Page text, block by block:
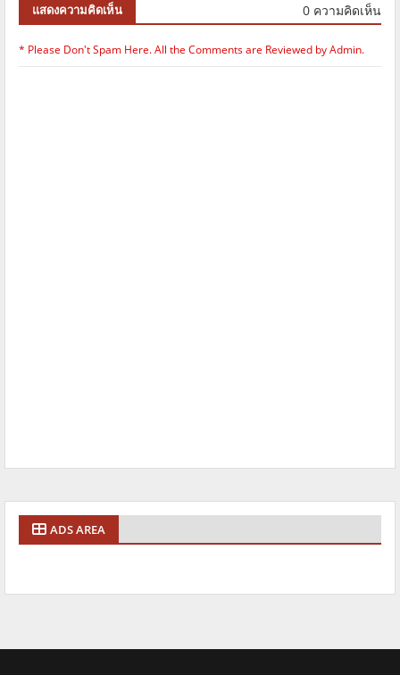
แสดงความคิดเห็น 0 ความคิดเห็น
* Please Don't Spam Here. All the Comments are Reviewed by Admin.
ADS AREA